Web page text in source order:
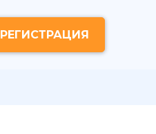
РЕГИСТРАЦИЯ